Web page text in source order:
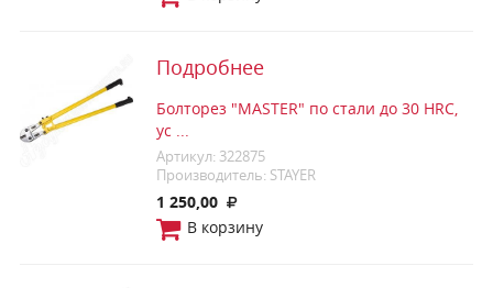
Подробнее
Болторез "MASTER" по стали до 30 HRC,
ус ...
Артикул: 322875
Производитель: STAYER
1 250,00
В корзину